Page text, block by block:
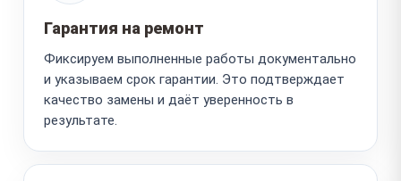
Гарантия на ремонт
Фиксируем выполненные работы документально
и указываем срок гарантии. Это подтверждает
качество замены и даёт уверенность в
результате.